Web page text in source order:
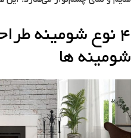
4 نوع شومینه
شومینه ها